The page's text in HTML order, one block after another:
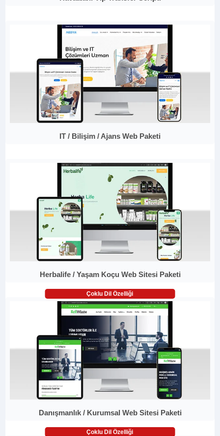
IT / Bilişim / Ajans Web Paketi
Herbalife / Yaşam Koçu Web Sitesi Paketi
Çoklu Dil Özelliği
Danışmanlık / Kurumsal Web Sitesi Paketi
Çoklu Dil Özelliği